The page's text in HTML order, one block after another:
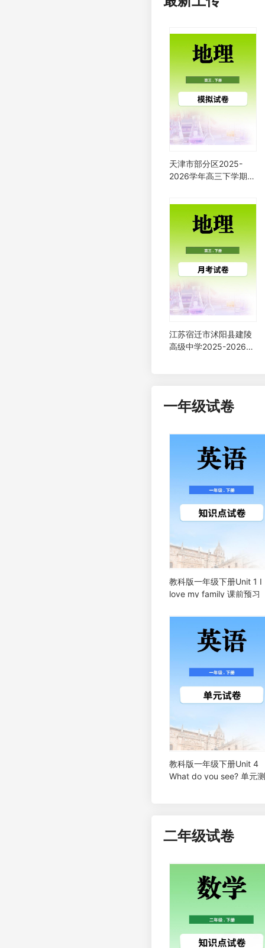
天津市部分区2025-
2026学年高三下学期一
江苏宿迁市沭阳县建陵
高级中学2025-2026学
一年级试卷
教科版一年级下册Unit 1 I
love my family 课前预习
教科版一年级下册Unit 4
What do you see? 单元
二年级试卷